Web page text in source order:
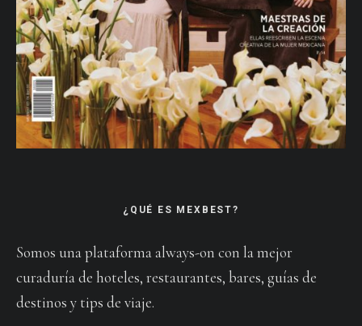
¿QUÉ ES MEXBEST?
Somos una plataforma always-on con la mejor
curaduría de hoteles, restaurantes, bares, guías de
destinos y tips de viaje.